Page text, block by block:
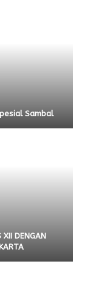
Sambal
XII DENGAN